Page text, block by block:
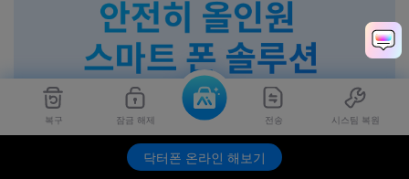
복구 잠금 해제 전송 시스팀 복원
닥터폰 온라인 해보기